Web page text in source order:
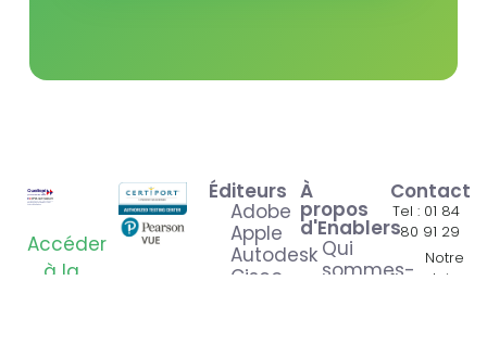
Accéder
à la
Éditeurs
Adobe
Apple
Autodesk
Cisco
À
propos
d'Enablers
Qui
sommes-
Contact
Tel : 01 84
80 91 29
Notre
formulaire